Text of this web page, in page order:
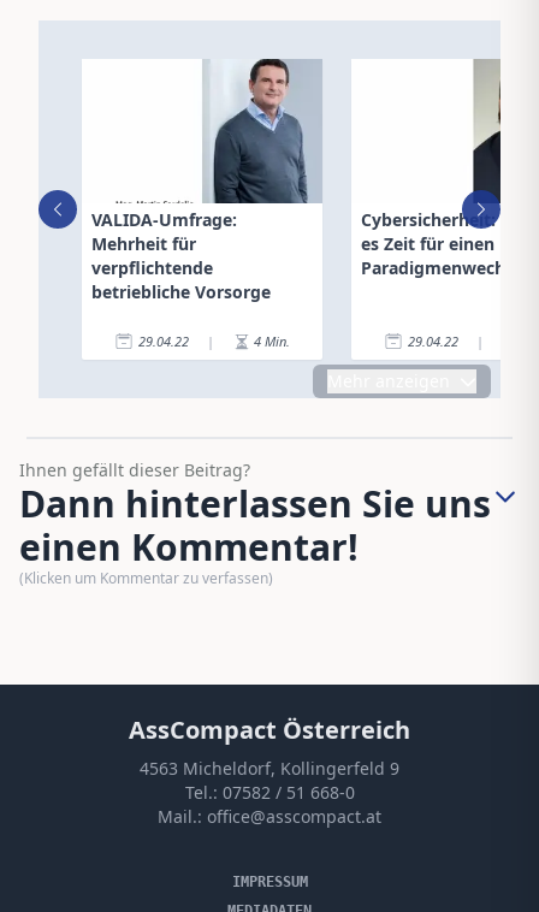
VALIDA-Umfrage:
Mehrheit für
verpflichtende
betriebliche Vorsorge
29.04.22 | 4 Min.
Cybersicherheit:
es Zeit für einen
Paradigmenwechsel
29.04.22 |
Ihnen gefällt dieser Beitrag?
Dann hinterlassen Sie uns
einen Kommentar!
(Klicken um Kommentar zu verfassen)
AssCompact Österreich
4563 Micheldorf, Kollingerfeld 9
Tel.: 07582 / 51 668-0
Mail.: office@asscompact.at
IMPRESSUM